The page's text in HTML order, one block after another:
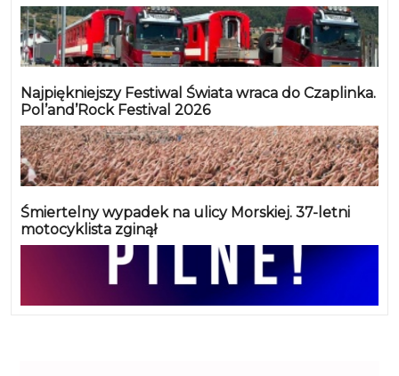
Najpiękniejszy Festiwal Świata wraca do Czaplinka.
Pol’and’Rock Festival 2026
Śmiertelny wypadek na ulicy Morskiej. 37-letni
motocyklista zginął